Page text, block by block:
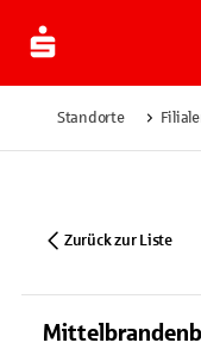
Standorte
Zurück zur Liste